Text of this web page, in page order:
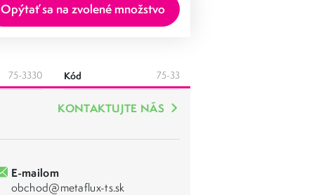
Opýtať sa na zvolené množstvo
75-3330 Kód 75-33
KONTAKTUJTE NÁS
E-mailom
obchod@metaflux-ts.sk